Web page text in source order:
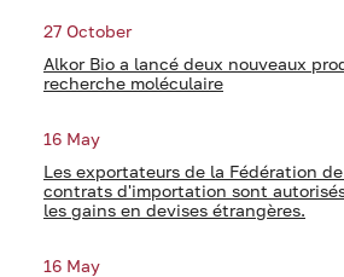
27 October
Alkor Bio a lancé deux nouveaux
recherche moléculaire
16 May
Les exportateurs de la Fédération
contrats d'importation sont
les gains en devises étrangères.
16 May